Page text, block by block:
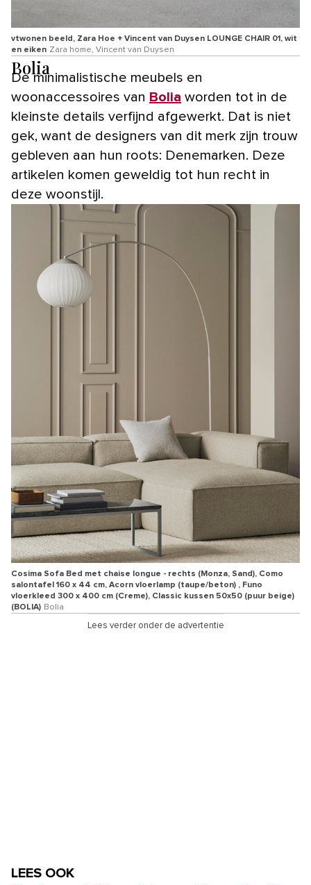
vtwonen beeld, Zara Hoe + Vincent van Duysen LOUNGE CHAIR 01, wit
en eiken Zara home, Vincent van Duysen
Bolia
De minimalistische meubels en
woonaccessoires van Bolia worden tot in de
kleinste details verfijnd afgewerkt. Dat is niet
gek, want de designers van dit merk zijn trouw
gebleven aan hun roots: Denemarken. Deze
artikelen komen geweldig tot hun recht in
deze woonstijl.
Cosima Sofa Bed met chaise longue - rechts (Monza, Sand), Como
salontafel 160 x 44 cm, Acorn vloerlamp (taupe/beton) , Funo
vloerkleed 300 x 400 cm (Creme), Classic kussen 50x50 (puur beige)
(BOLIA) Bolia
Lees verder onder de advertentie
LEES OOK